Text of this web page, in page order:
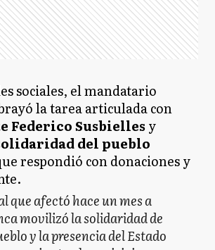
sociales, el mandatario
la tarea articulada con
Federico Susbiellesy
del pueblo
respondió con donaciones y
que afectó hace un mes a
movilizó la solidaridad de
y la presencia del Estado